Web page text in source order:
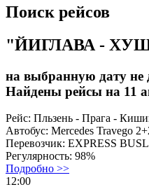
Поиск рейсов
"ЙИГЛАВА -
на выбранную дату не
Найдены рейсы на 11
Рейс: Пльзень - Прага -
Автобус: Mercedes Travego
Перевозчик: EXPRESS
Регулярность: 98%
Подробно >>
12:00